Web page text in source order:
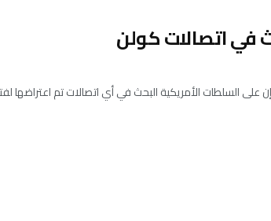
في اتصالات كولن
السلطات الأمريكية البحث في أي اتصالات تم اعتراضها